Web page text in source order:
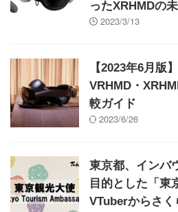
ったXRHMDの
2023/3/13
【2023年6月版
VRHMD・
較ガイド
2023/6/26
東京都、インバ
目的とした「東
VTuberからさ